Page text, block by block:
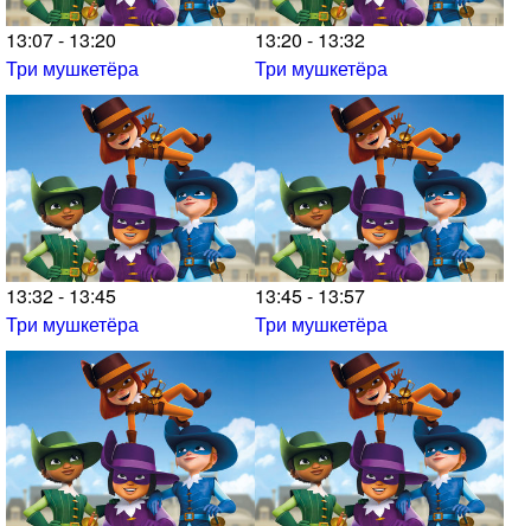
13:07 - 13:20
Три мушкетёра
13:20 - 13:32
Три мушкетёра
13:32 - 13:45
Три мушкетёра
13:45 - 13:57
Три мушкетёра